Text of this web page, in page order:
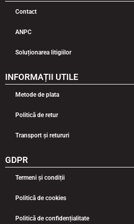
Contact
ANPC
Soluționarea litigiilor
INFORMAȚII UTILE
Metode de plata
Politică de retur
Transport și retururi
GDPR
Termeni și condiții
Politică de cookies
Politică de confidențialitate